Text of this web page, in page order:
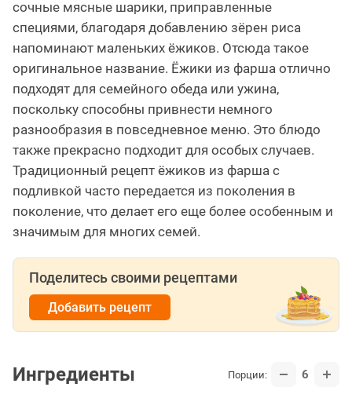
сочные мясные шарики, приправленные
специями, благодаря добавлению зёрен риса
напоминают маленьких ёжиков. Отсюда такое
оригинальное название. Ёжики из фарша отлично
подходят для семейного обеда или ужина,
поскольку способны привнести немного
разнообразия в повседневное меню. Это блюдо
также прекрасно подходит для особых случаев.
Традиционный рецепт ёжиков из фарша с
подливкой часто передается из поколения в
поколение, что делает его еще более особенным и
значимым для многих семей.
Поделитесь своими рецептами
Добавить рецепт
Ингредиенты Порции: 6